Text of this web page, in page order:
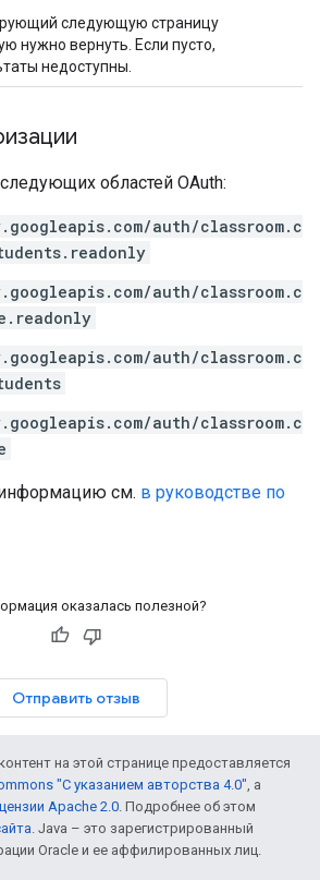
следующую страницу
нужно вернуть. Если пусто,
недоступны.
областей OAuth:
auth/classroom.c
auth/classroom.c
auth/classroom.c
auth/classroom.c
см. в руководстве по
оказалась полезной?
Отправить отзыв
на этой странице предоставляется
"С указанием авторства 4.0", а
Apache 2.0. Подробнее об этом
. Java – это зарегистрированный
Oracle и ее аффилированных лиц.